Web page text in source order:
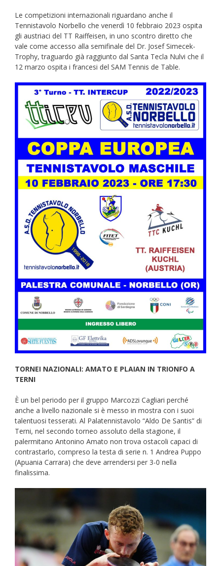
Le competizioni internazionali riguardano anche il
Tennistavolo Norbello che venerdì 10 febbraio 2023 ospita
gli austriaci del TT Raiffeisen, in uno scontro diretto che
vale come accesso alla semifinale del Dr. Josef Simecek-
Trophy, traguardo già raggiunto dal Santa Tecla Nulvi che il
12 marzo ospita i francesi del SAM Tennis de Table.
TORNEI NAZIONALI: AMATO E PLAIAN IN TRIONFO A
TERNI
È un bel periodo per il gruppo Marcozzi Cagliari perché
anche a livello nazionale si è messo in mostra con i suoi
talentuosi tesserati. Al Palatennistavolo “Aldo De Santis” di
Terni, nel secondo torneo assoluto della stagione, il
palermitano Antonino Amato non trova ostacoli capaci di
contrastarlo, compreso la testa di serie n. 1 Andrea Puppo
(Apuania Carrara) che deve arrendersi per 3-0 nella
finalissima.